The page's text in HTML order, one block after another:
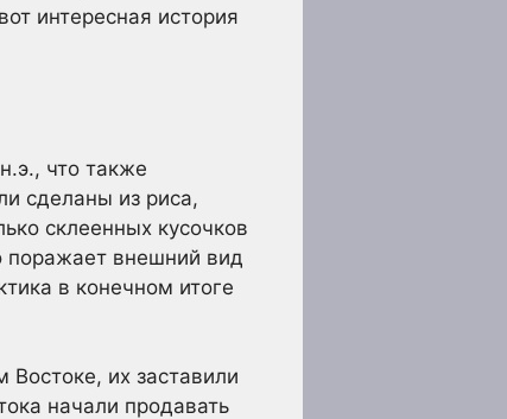
интересная история
что также
сделаны из риса,
склеенных кусочков
поражает внешний вид
в конечном итоге
их заставили
начали продавать